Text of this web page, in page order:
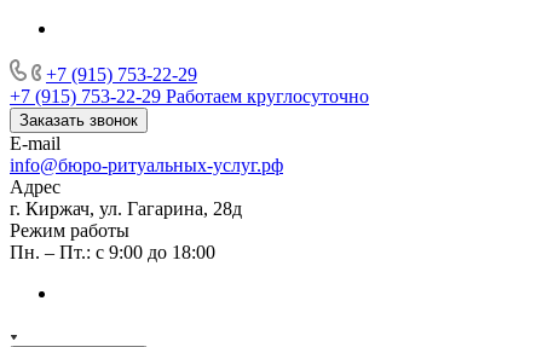
+7 (915) 753-22-29
+7 (915) 753-22-29 Работаем круглосуточно
Заказать звонок
E-mail
info@бюро-ритуальных-услуг.рф
Адрес
г. Киржач, ул. Гагарина, 28д
Режим работы
Пн. – Пт.: с 9:00 до 18:00